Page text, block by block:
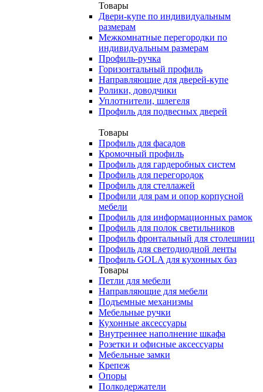
Товары
Двери-купе по индивидуальным
размерам
Межкомнатные перегородки по
индивидуальным размерам
Профиль-ручка
Горизонтальный профиль
Направляющие для дверей-купе
Ролики, доводчики
Уплотнители, шлегеля
Профиль для подвесных дверей
Товары
Профиль для фасадов
Кромочный профиль
Профиль для гардеробных систем
Профиль для перегородок
Профиль для стеллажей
Профили для рам и опор корпусной
мебели
Профиль для информационных рамок
Профиль для полок светильников
Профиль фронтальный для столешниц
Профиль для светодиодной ленты
Профиль GOLA для кухонных баз
Товары
Петли для мебели
Направляющие для мебели
Подъемные механизмы
Мебельные ручки
Кухонные аксессуары
Внутреннее наполнение шкафа
Розетки и офисные аксессуары
Мебельные замки
Крепеж
Опоры
Полкодержатели